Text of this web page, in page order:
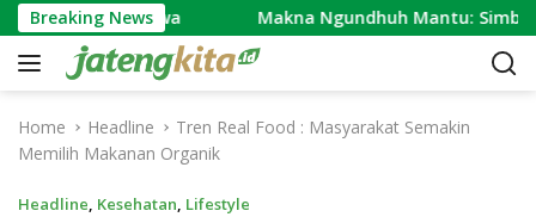
k
Breaking News
Jawa Makna Ngundhuh Mantu: Simbol
Home Headline
Tren Real Food : Masyarakat Semakin
Memilih Makanan Organik
Headline, Kesehatan, Lifestyle